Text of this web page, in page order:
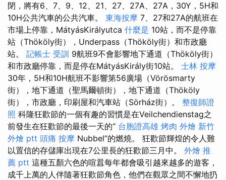
閉，將有6、7、9、12、21、27、27A、27A，30Y，5H和
10H公共汽車的公共汽車。 東海按摩 7、27和27A的航班在
市場上停靠，MátyásKirályutca 什麼是 10站，而不是停靠
站（Thököly街），Underpass（Thököly街）和市政廳
站。 記帳士 受訓 9航班9不會影響地下通道（Thököly街）
和市政廳停靠，而是停在MátyásKirály街10站。 士林 按摩
30年，5H和10H航班不影響第56廣場（Vörösmarty
街），地下通道（聖馬爾頓街），地下通道（Thököly
街），市政廳，印刷屋和汽車站（Sörház街）。 整復師證
照 科隆狂歡節的一個有趣的習慣是在Veilchendienstag之
前發生在狂歡節的最後一天的“ 台胞證高雄 烤肉 外燴 新竹
外燴 ptt 頭痛 按摩 Nubbel”的燃燒。 狂歡節輝煌的令人難
以置信的存儲庫出現在7公里長的狂歡節三月中。 外燴 推
薦 ptt 這種五顏六色的喧囂每年都會吸引越來越多的遊客，
成千上萬的人伴隨著狂歡節角色，他們在觀眾之間不懈地扔